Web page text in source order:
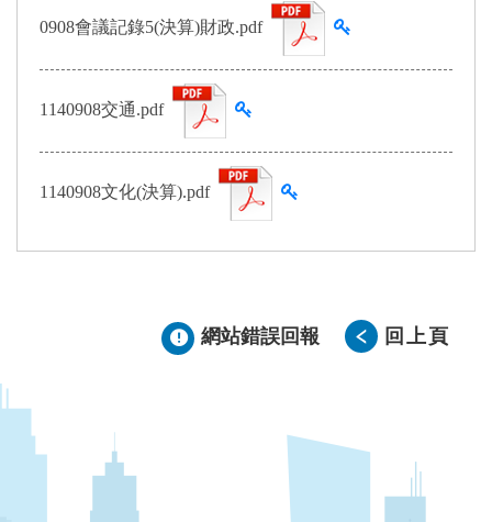
0908會議記錄5(決算)財政.pdf
1140908交通.pdf
1140908文化(決算).pdf
網站錯誤回報 回上頁